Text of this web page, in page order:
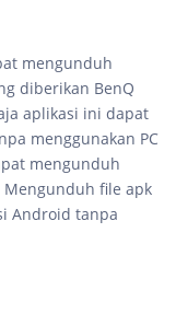
mengunduh
diberikan BenQ
aplikasi ini dapat
menggunakan PC
mengunduh
Mengunduh file apk
Android tanpa